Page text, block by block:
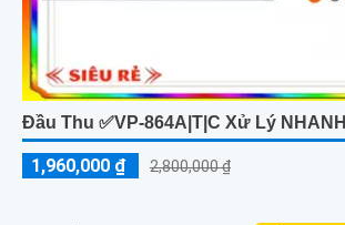
Đầu Thu ✅VP-864A|T|C Xử Lý NHANH
1,960,000 ₫ 2,800,000 ₫